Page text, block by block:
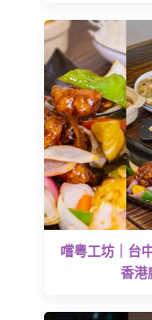
嚐粵工坊｜台
香港